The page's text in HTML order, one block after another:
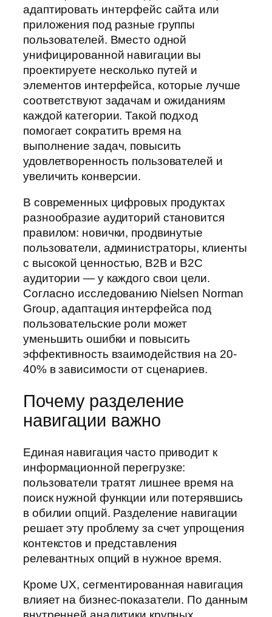
адаптировать интерфейс сайта или
приложения под разные группы
пользователей. Вместо одной
унифицированной навигации вы
проектируете несколько путей и
элементов интерфейса, которые лучше
соответствуют задачам и ожиданиям
каждой категории. Такой подход
помогает сократить время на
выполнение задач, повысить
удовлетворенность пользователей и
увеличить конверсии.
В современных цифровых продуктах
разнообразие аудиторий становится
правилом: новички, продвинутые
пользователи, администраторы, клиенты
с высокой ценностью, B2B и B2C
аудитории — у каждого свои цели.
Согласно исследованию Nielsen Norman
Group, адаптация интерфейса под
пользовательские роли может
уменьшить ошибки и повысить
эффективность взаимодействия на 20-
40% в зависимости от сценариев.
Почему разделение
навигации важно
Единая навигация часто приводит к
информационной перегрузке:
пользователи тратят лишнее время на
поиск нужной функции или потерявшись
в обилии опций. Разделение навигации
решает эту проблему за счет упрощения
контекстов и представления
релевантных опций в нужное время.
Кроме UX, сегментированная навигация
влияет на бизнес-показатели. По данным